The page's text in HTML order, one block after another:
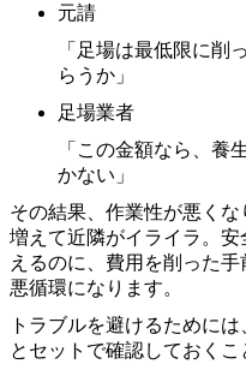
元請
「足場は最低限に削
らうか」
足場業者
「この金額なら、養
かない」
その結果、作業性が悪く
増えて近隣がイライラ。
えるのに、費用を削った
悪循環になります。
トラブルを避けるために
とセットで確認しておくこ